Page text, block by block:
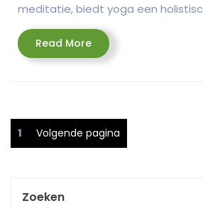
meditatie, biedt yoga een
Read MoreRead
More
Posts
pagination
Pagina
1 Volgende pagina
Zoeken